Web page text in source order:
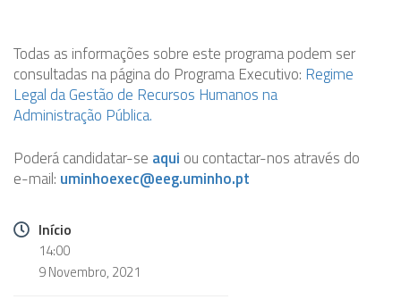
Todas as informações sobre este programa podem ser
consultadas na página do Programa Executivo: Regime
Legal da Gestão de Recursos Humanos na
Administração Pública.
Poderá candidatar-se aqui ou contactar-nos através do
e-mail: uminhoexec@eeg.uminho.pt
Início
14:00
9 Novembro, 2021